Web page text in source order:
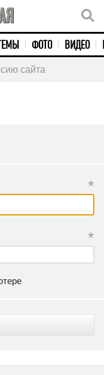
ТЕМЫ ФОТО ВИДЕО
сайта
*
*